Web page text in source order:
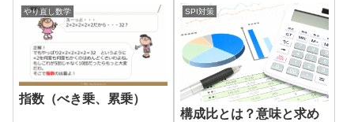
やり直し数学
指数（べき乗、累乗）
SPI対策
構成比とは？意味と求め